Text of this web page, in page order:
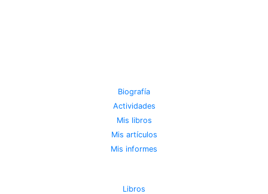
Biografía
Actividades
Mis libros
Mis artículos
Mis informes
Libros